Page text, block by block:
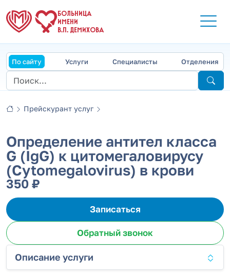
БОЛЬНИЦА
ИМЕНИ
В.П. ДЕМИХОВА
По сайту Услуги Специалисты Отделения
Прейскурант услуг
Определение антител класса
G (IgG) к цитомегаловирусу
(Cytomegalovirus) в крови
350 ₽
Записаться
Обратный звонок
Описание услуги